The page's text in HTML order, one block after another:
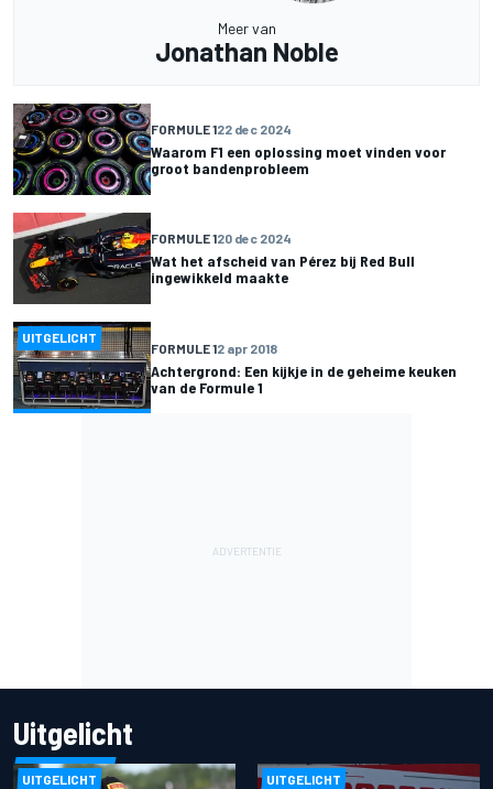
Meer van
Jonathan Noble
FORMULE 122 dec 2024
Waarom F1 een oplossing moet vinden voor
groot bandenprobleem
FORMULE 120 dec 2024
Wat het afscheid van Pérez bij Red Bull
ingewikkeld maakte
UITGELICHT
FORMULE 12 apr 2018
Achtergrond: Een kijkje in de geheime keuken
van de Formule 1
Uitgelicht
UITGELICHT UITGELICHT